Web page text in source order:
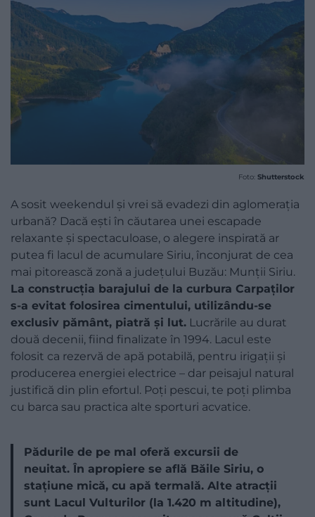
Foto: Shutterstock
A sosit weekendul și vrei să evadezi din aglomerația
urbană? Dacă ești în căutarea unei escapade
relaxante și spectaculoase, o alegere inspirată ar
putea fi lacul de acumulare Siriu, înconjurat de cea
mai pitorească zonă a județului Buzău: Munții Siriu.
La construcția barajului de la curbura Carpaților
s-a evitat folosirea cimentului, utilizându-se
exclusiv pământ, piatră și lut. Lucrările au durat
două decenii, fiind finalizate în 1994. Lacul este
folosit ca rezervă de apă potabilă, pentru irigații și
producerea energiei electrice – dar peisajul natural
justifică din plin efortul. Poți pescui, te poți plimba
cu barca sau practica alte sporturi acvatice.
Pădurile de pe mal oferă excursii de
neuitat. În apropiere se află Băile Siriu, o
stațiune mică, cu apă termală. Alte atracții
sunt Lacul Vulturilor (la 1.420 m altitudine),